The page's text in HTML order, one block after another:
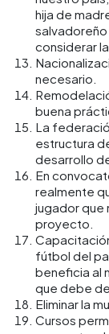
hija de
considerar
necesario.
buena
La
estructura
desarrollo
En
realmente
jugador que
proyecto.
fútbol del
beneficia al
que debe
Eliminar la
Cursos